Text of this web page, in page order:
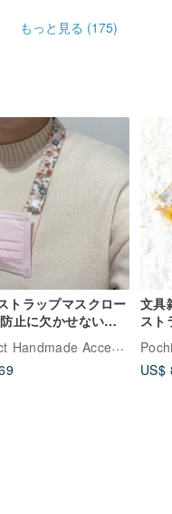
もっと見る (175)
トラップマスクロー
止に欠かせないス
マスク
M.select Handmade Accessory
文具
スト
バン
2本
US$